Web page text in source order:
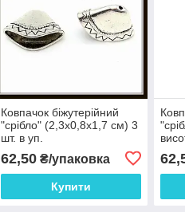
Ковпачок біжутерійний
"срібло" (2,3х0,8х1,7 см) 3
шт. в уп.
62,50₴/упаковка
Купити